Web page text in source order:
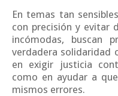
En temas tan
con precisión y evitar
incómodas, buscan
verdadera solidaridad
en exigir justicia
como en ayudar a
mismos errores.